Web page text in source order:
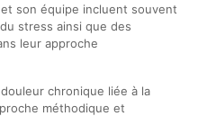
son équipe incluent souvent
stress ainsi que des
leur approche
chronique liée à la
méthodique et